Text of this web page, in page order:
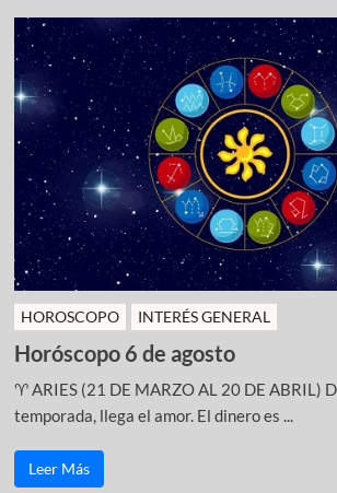
HOROSCOPO INTERÉS GENERAL
Horóscopo 6 de agosto
♈ ARIES (21 DE MARZO AL 20 DE ABRIL)
temporada, llega el amor. El dinero es ...
Leer Más